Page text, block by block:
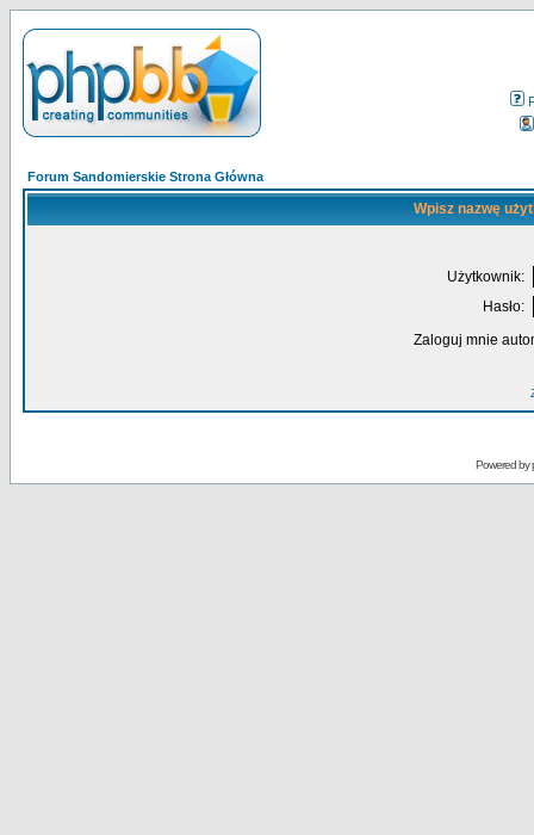
Forum Sandomierskie Strona Główna
Wpisz nazwę
Użytkownik:
Hasło:
Zaloguj mnie
Powered by